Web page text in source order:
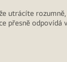
přesně